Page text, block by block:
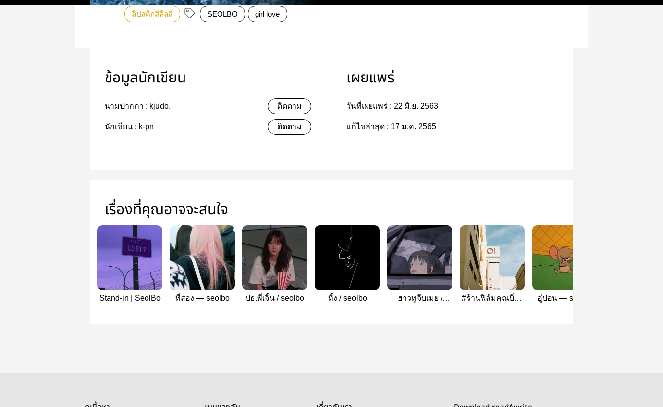
ลิปสติกสีลิลลี่ SEOLBO girl love
ข้อมูลนักเขียน
นามปากกา : kjudo. ติดตาม
นักเขียน : k-pn ติดตาม
เผยแพร่
วันที่เผยแพร่ : 22 มิ.ย. 2563
แก้ไขล่าสุด : 17 ม.ค. 2565
เรื่องที่คุณอาจจะสนใจ
Stand-in | SeolBo ที่สอง — seolbo ปธ.พี่เจิ้น / seolbo ทิ้ง / seolbo
ฮาวทูจีบเมย /
#ร้านฟิล์มคุณบิ๋ม |
อู๋ปอน — seolbo